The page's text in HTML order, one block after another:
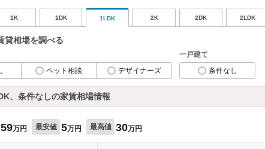
1K 1DK 1LDK 2K 2DK 2LDK
貸相場を調べる
ペット相談 デザイナーズ
一戸建て
条件なし
、条件なしの家賃相場情報
万円 最安値 5万円 最高値 30万円